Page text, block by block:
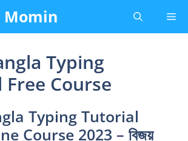
Momin
Typing
Course
Typing Tutorial
Course 2023 – বিজয়